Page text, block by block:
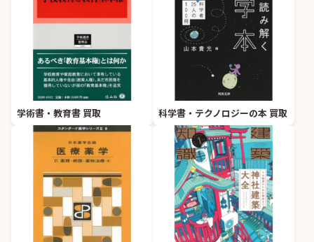
学術書・教育書 買取 科学書・テクノロジーの本 買取